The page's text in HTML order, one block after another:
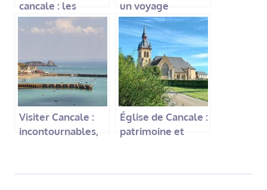
cancale : les
meilleures
adresses pour bien
de mer
un voyage
gourmand au
cœur de la
Bretagne
Visiter Cancale :
incontournables,
ne pas manquer
Église de Cancale :
patrimoine et